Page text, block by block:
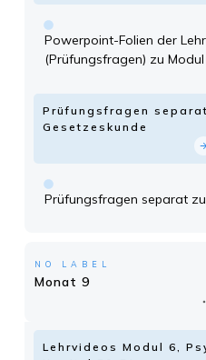
Powerpoint-Folien der
(Prüfungsfragen) zu
Prüfungsfragen
Gesetzeskunde
Prüfungsfragen separat
NO LABEL
Monat 9
Lehrvideos Modul 6,